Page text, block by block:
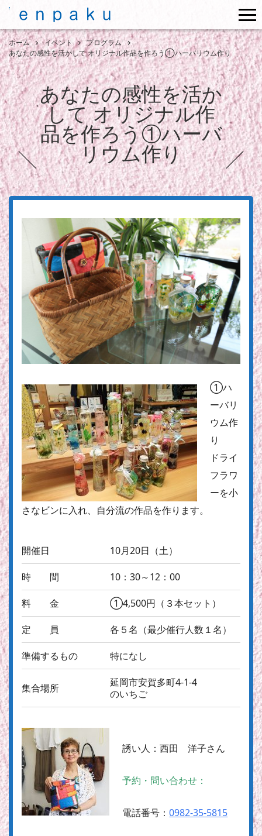
ホーム イベント
プログラム
あなたの感性を活かして オリジナル作品を作ろう①ハーバリウム作り
あなたの感性を活か
して オリジナル作
品を作ろう①ハーバ
リウム作り
①ハ
ーバリ
ウム作
り
ドライ
フラワ
ーを小
さなビンに入れ、自分流の作品を作ります。
開催日 10月20日（土）
時 間 10：30～12：00
料 金 ①4,500円（３本セット）
定 員 各５名（最少催行人数１名）
準備するもの 特になし
集合場所
延岡市安賀多町4-1-4
のいちご
誘い人：西田 洋子さん
予約・問い合わせ：
電話番号：0982-35-5815